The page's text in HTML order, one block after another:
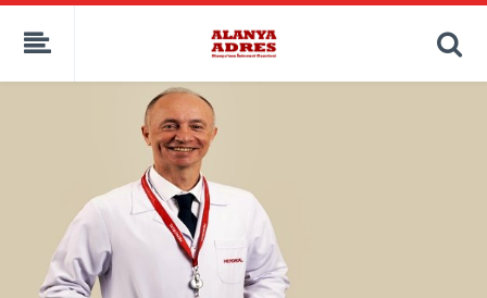
kaçak bahis
deneme bonusu
deneme bonusu veren siteler